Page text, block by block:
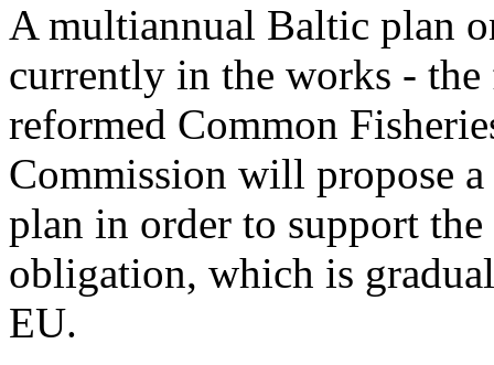
A multiannual Baltic plan
currently in the works -
reformed Common
Commission will propose
plan in order to support
obligation, which is
EU.